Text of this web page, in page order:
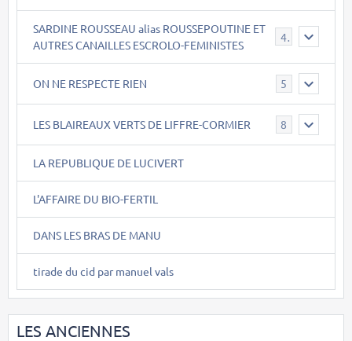
SARDINE ROUSSEAU alias ROUSSEPOUTINE ET
AUTRES CANAILLES ESCROLO-FEMINISTES
40
ON NE RESPECTE RIEN 5
LES BLAIREAUX VERTS DE LIFFRE-CORMIER 8
LA REPUBLIQUE DE LUCIVERT
L'AFFAIRE DU BIO-FERTIL
DANS LES BRAS DE MANU
tirade du cid par manuel vals
LES ANCIENNES